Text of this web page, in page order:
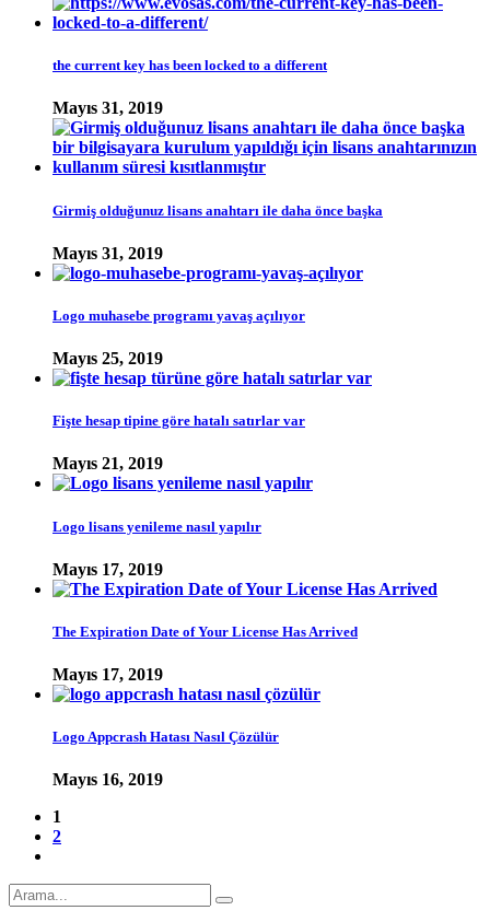
the current key has been locked to a different
Mayıs 31, 2019
Girmiş olduğunuz lisans anahtarı ile daha önce başka
Mayıs 31, 2019
Logo muhasebe programı yavaş açılıyor
Mayıs 25, 2019
Fişte hesap tipine göre hatalı satırlar var
Mayıs 21, 2019
Logo lisans yenileme nasıl yapılır
Mayıs 17, 2019
The Expiration Date of Your License Has Arrived
Mayıs 17, 2019
Logo Appcrash Hatası Nasıl Çözülür
Mayıs 16, 2019
1
2